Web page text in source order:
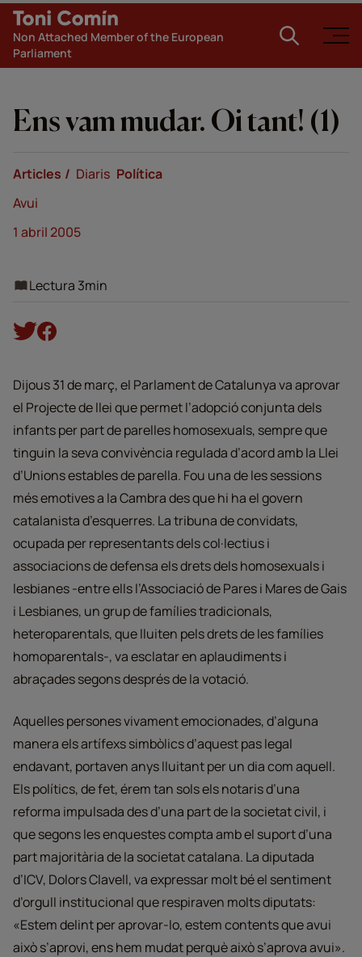
Non Attached Member of the European
Parliament
Ens vam mudar. Oi tant! (1)
Articles
Diaris
Avui
1 abril 2005
Política
Lectura 3min
Dijous 31 de març, el Parlament de Catalunya va aprovar
el Projecte de llei que permet l’adopció conjunta dels
infants per part de parelles homosexuals, sempre que
tinguin la seva convivència regulada d’acord amb la Llei
d’Unions estables de parella. Fou una de les sessions
més emotives a la Cambra des que hi ha el govern
catalanista d’esquerres. La tribuna de convidats,
ocupada per representants dels col·lectius i
associacions de defensa els drets dels homosexuals i
lesbianes -entre ells l’Associació de Pares i Mares de Gais
i Lesbianes, un grup de famílies tradicionals,
heteroparentals, que lluiten pels drets de les famílies
homoparentals-, va esclatar en aplaudiments i
abraçades segons després de la votació.
Aquelles persones vivament emocionades, d’alguna
manera els artífexs simbòlics d’aquest pas legal
endavant, portaven anys lluitant per un dia com aquell.
Els polítics, de fet, érem tan sols els notaris d’una
reforma impulsada des d’una part de la societat civil, i
que segons les enquestes compta amb el suport d’una
part majoritària de la societat catalana. La diputada
d’ICV, Dolors Clavell, va expressar molt bé el sentiment
d’orgull institucional que respiraven molts diputats:
«Estem delint per aprovar-lo, estem contents que avui
això s’aprovi, ens hem mudat perquè això s’aprova avui».